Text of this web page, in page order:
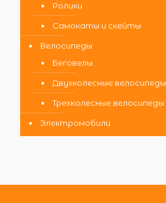
Ролики
Самокаты и скейты
Велосипеды
Беговелы
Двухколесные велосипеды
Трехколесные велосипеды
Электромобили